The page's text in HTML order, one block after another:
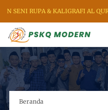
& KALIGRAFI AL QURAN
Beranda